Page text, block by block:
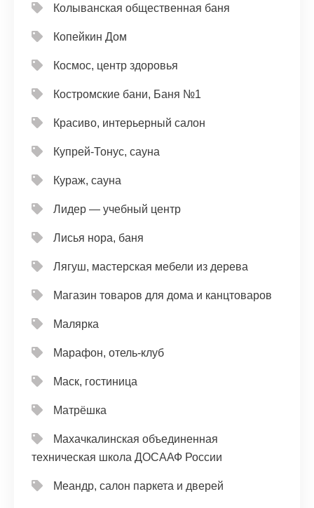
Колыванская общественная баня
Копейкин Дом
Космос, центр здоровья
Костромские бани, Баня №1
Красиво, интерьерный салон
Купрей-Тонус, сауна
Кураж, сауна
Лидер — учебный центр
Лисья нора, баня
Лягуш, мастерская мебели из дерева
Магазин товаров для дома и канцтоваров
Малярка
Марафон, отель-клуб
Маск, гостиница
Матрёшка
Махачкалинская объединенная
техническая школа ДОСААФ России
Меандр, салон паркета и дверей